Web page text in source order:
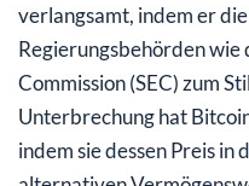
verlangsamt, indem er
Regierungsbehörden wie
Commission (SEC) zum
Unterbrechung hat
indem sie dessen Preis